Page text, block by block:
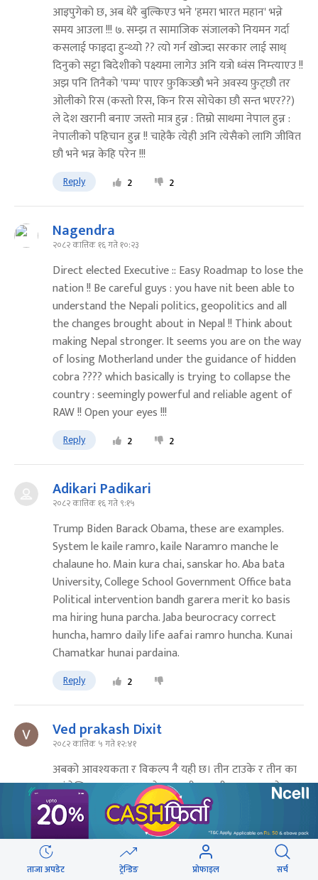
आइपुगेको छ, अब धेरै बुल्किएउ भने 'हमरा भारत महान' भन्ने
समय आउला !!! ७. सम्झ त सामाजिक संजालको नियमन गर्दा
कसलाई फाइदा हुन्थ्यो ?? त्यो गर्न खोज्दा सरकार लाई साथ्
दिनुको सट्टा बिदेशीको पक्ष्यमा लागेउ अनि यत्रो ध्वंस निम्त्याएउ !!
अझ पनि तिनैको 'पम्प' पाएर फ़ुकिञ्छौ भने अवस्य फ़ुट्छौ तर
ओलीको रिस (कस्तो रिस, किन रिस सोचेका छौ सन्त भएर??)
ले देश खरानी बनाए जस्तो मात्र हुन्न : तिम्रो साथमा नेपाल हुन्न :
नेपालीको पहिचान हुन्न !! चाहेकै त्येही अनि त्येसैको लागि जीवित
छौ भने भन्न केहि परेन !!!
Reply 2 2
Nagendra
२०८२ कात्तिक १६ गते १०:२३
Direct elected Executive :: Easy Roadmap to lose the
nation !! Be careful guys : you have nit been able to
understand the Nepali politics, geopolitics and all
the changes brought about in Nepal !! Think about
making Nepal stronger. It seems you are on the way
of losing Motherland under the guidance of hidden
cobra ???? which basically is trying to collapse the
country : seemingly powerful and reliable agent of
RAW !! Open your eyes !!!
Reply 2 2
Adikari Padikari
२०८२ कात्तिक १६ गते ९:१५
Trump Biden Barack Obama, these are examples.
System le kaile ramro, kaile Naramro manche le
chalaune ho. Main kura chai, sanskar ho. Aba bata
University, College School Government Office bata
Political intervention bandh garera merit ko basis
ma hiring huna parcha. Jaba beurocracy correct
huncha, hamro daily life aafai ramro huncha. Kunai
Chamatkar hunai pardaina.
Reply 2
Ved prakash Dixit
२०८२ कात्तिक ५ गते १२:४१
अबको आवश्यकता र विकल्प नै यही छ। तीन टाउके र तीन का
२नं देखि ३,४,५ नम्बरका नेता याइनी भन्द नी भ्रष्ट्र छन् । प्रदेश
संरचना २ र ३ नं पालन लाई परिकल्पना गरेर ल्याएको रहेछन ।
3
ताजा अपडेट ट्रेन्डिङ प्रोफाइल सर्च